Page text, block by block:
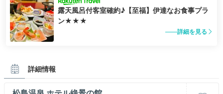
露天風呂付客室確約♪【至福】伊達なお食事プラ
ン★★★
詳細を見る
詳細情報